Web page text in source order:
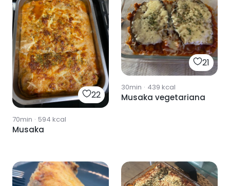
22
70min · 594 kcal
Musaka
21
30min · 439 kcal
Musaka vegetariana